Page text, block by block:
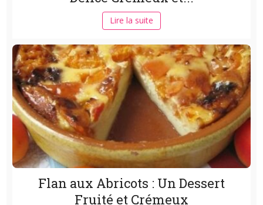
Lire la suite
Flan aux Abricots : Un Dessert
Fruité et Crémeux